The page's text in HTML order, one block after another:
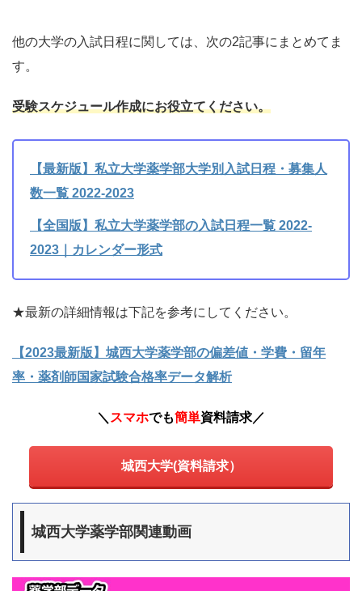
他の大学の入試日程に関しては、次の2記事にまとめてま
す。
受験スケジュール作成にお役立てください。
【最新版】私立大学薬学部大学別入試日程・募集人
数一覧 2022-2023
【全国版】私立大学薬学部の入試日程一覧 2022-
2023｜カレンダー形式
★最新の詳細情報は下記を参考にしてください。
【2023最新版】城西大学薬学部の偏差値・学費・留年
率・薬剤師国家試験合格率データ解析
＼ スマホでも簡単資料請求／
城西大学(資料請求）
城西大学薬学部関連動画